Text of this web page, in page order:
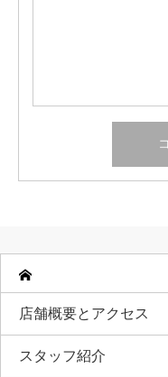
店舗概要とアクセス
スタッフ紹介